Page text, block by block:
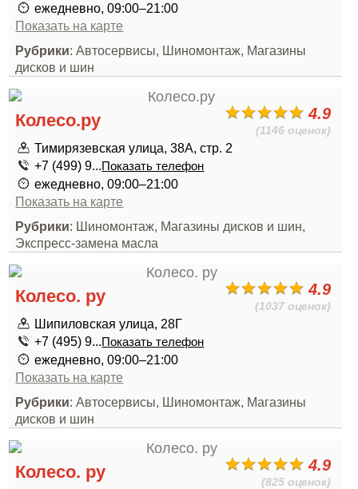
ежедневно, 09:00–21:00
Показать на карте
Рубрики: Автосервисы, Шиномонтаж, Магазины
дисков и шин
4.9
(1146 оценок)
Колесо.ру
Тимирязевская улица, 38А, стр. 2
+7 (499) 9...Показать телефон
ежедневно, 09:00–21:00
Показать на карте
Рубрики: Шиномонтаж, Магазины дисков и шин,
Экспресс-замена масла
4.9
(1037 оценок)
Колесо. ру
Шипиловская улица, 28Г
+7 (495) 9...Показать телефон
ежедневно, 09:00–21:00
Показать на карте
Рубрики: Автосервисы, Шиномонтаж, Магазины
дисков и шин
4.9
(825 оценок)
Колесо. ру